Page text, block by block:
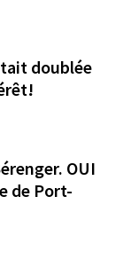
doublée
OUI
de Port-